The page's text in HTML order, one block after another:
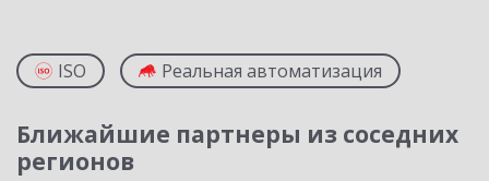
ISO Реальная автоматизация
Ближайшие партнеры из соседних
регионов